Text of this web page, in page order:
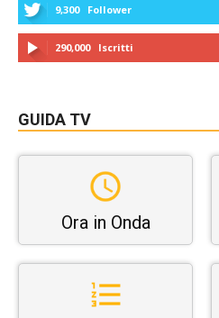
9,300 Follower
290,000 Iscritti
GUIDA TV
Ora in Onda